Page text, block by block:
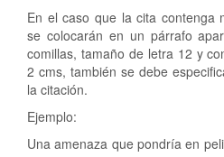
En el caso que la cita contenga
se colocarán en un párrafo
comillas, tamaño de letra 12 y
2 cms, también se debe
la citación.
Ejemplo:
Una amenaza que pondría en